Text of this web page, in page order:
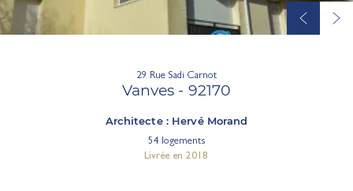
29 Rue Sadi Carnot
Vanves - 92170
Architecte : Hervé Morand
54 logements
Livrée en 2018